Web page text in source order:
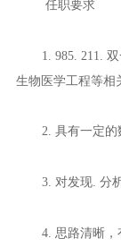
任职要求
1. 985. 211.
生物医学工程等相
2. 具有一定的
3. 对发现. 分
4. 思路清晰，